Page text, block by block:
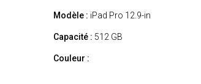
Modèle : iPad Pro 12.9-in
Capacité : 512 GB
Couleur :